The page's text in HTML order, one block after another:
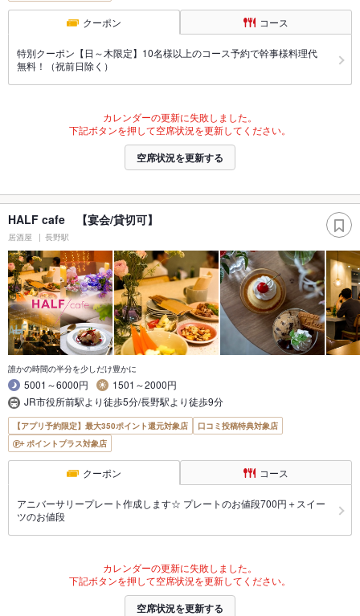
クーポン コース
特別クーポン【日～木限定】10名様以上のコース予約で幹事様料理代
無料！（祝前日除く）
カレンダーの更新に失敗しました。
下記ボタンを押して空席状況を更新してください。
空席状況を更新する
HALF cafe 【宴会/貸切可】
居酒屋 長野駅
誰かの時間の半分を少しだけ豊かに
5001～6000円
1501～2000円
JR市役所前駅より徒歩5分/長野駅より徒歩9分
【アプリ予約限定】最大350ポイント還元対象店
口コミ投稿特典対象店
ポイントプラス対象店
クーポン コース
アニバーサリープレート作成します☆ プレートのお値段700円＋スイー
ツのお値段
カレンダーの更新に失敗しました。
下記ボタンを押して空席状況を更新してください。
空席状況を更新する